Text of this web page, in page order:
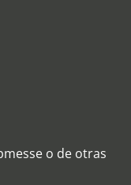
o de otras